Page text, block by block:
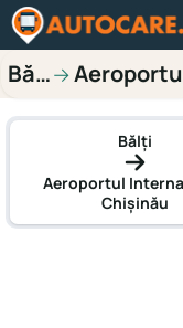
Bălți→
Bălți
Aeroportul
Chișinău